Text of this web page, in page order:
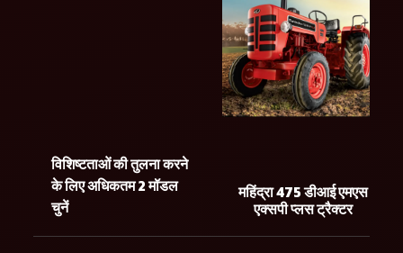
विशिष्टताओं की तुलना करने
के लिए अधिकतम 2 मॉडल
चुनें
महिंद्रा 475 डीआई एमएस
एक्सपी प्लस ट्रैक्टर